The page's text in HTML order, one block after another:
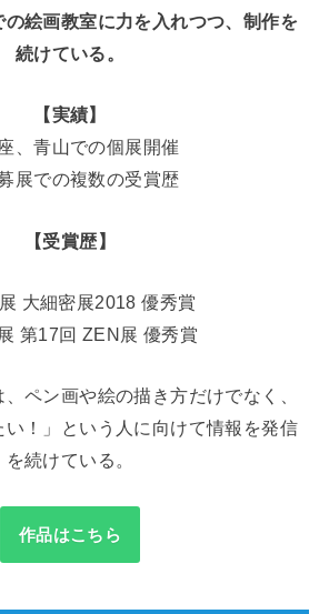
絵画教室に力を入れつつ、制作を
続けている。
【実績】
、青山での個展開催
募展での複数の受賞歴
【受賞歴】
大細密展2018 優秀賞
第17回 ZEN展 優秀賞
ペン画や絵の描き方だけでなく、
い！」という人に向けて情報を発信
を続けている。
作品はこちら